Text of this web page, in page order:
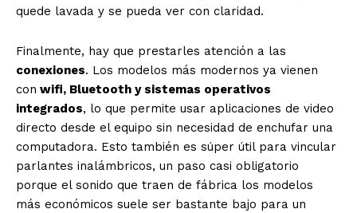
quede lavada y se pueda ver con claridad.
Finalmente, hay que prestarles atención a las
conexiones. Los modelos más modernos ya vienen
con wifi, Bluetooth y sistemas operativos
integrados, lo que permite usar aplicaciones de video
directo desde el equipo sin necesidad de enchufar una
computadora. Esto también es súper útil para vincular
parlantes inalámbricos, un paso casi obligatorio
porque el sonido que traen de fábrica los modelos
más económicos suele ser bastante bajo para un